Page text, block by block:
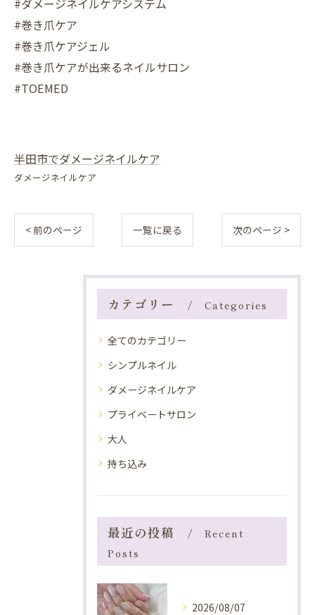
#ダメージネイルケアシステム
#巻き爪ケア
#巻き爪ケアジェル
#巻き爪ケアが出来るネイルサロン
#TOEMED
半田市でダメージネイルケア
ダメージネイルケア
< 前のページ 一覧に戻る 次のページ >
カテゴリー Categories
全てのカテゴリー
シンプルネイル
ダメージネイルケア
プライベートサロン
大人
持ち込み
最近の投稿
Recent
Posts
2026/08/07